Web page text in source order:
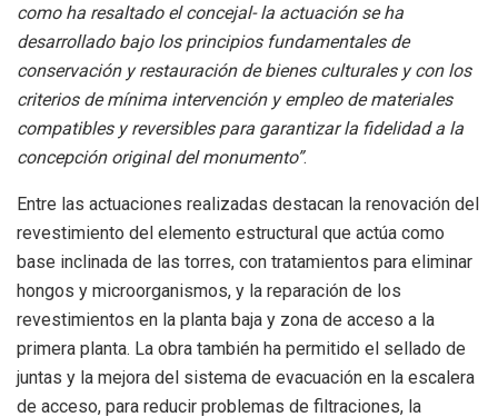
como ha resaltado el concejal- la actuación se ha
desarrollado bajo los principios fundamentales de
conservación y restauración de bienes culturales y con los
criterios de mínima intervención y empleo de materiales
compatibles y reversibles para garantizar la fidelidad a la
concepción original del monumento”.
Entre las actuaciones realizadas destacan la renovación del
revestimiento del elemento estructural que actúa como
base inclinada de las torres, con tratamientos para eliminar
hongos y microorganismos, y la reparación de los
revestimientos en la planta baja y zona de acceso a la
primera planta. La obra también ha permitido el sellado de
juntas y la mejora del sistema de evacuación en la escalera
de acceso, para reducir problemas de filtraciones, la